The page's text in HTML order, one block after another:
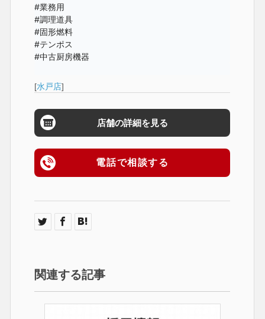
#業務用
#調理道具
#固形燃料
#テンポス
#中古厨房機器
[水戸店]
店舗の詳細を見る
電話で相談する
関連する記事